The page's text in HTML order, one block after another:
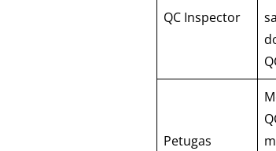
QC Inspector
Petugas